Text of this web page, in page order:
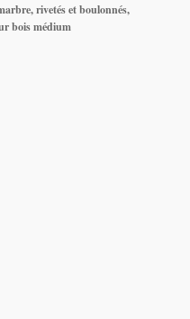
rivetés et boulonnés,
bois médium